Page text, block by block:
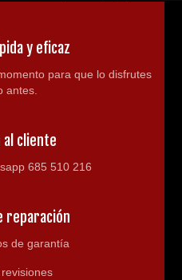
y eficaz
para que lo disfrutes
antes.
al cliente
685 510 216
reparación
de garantía